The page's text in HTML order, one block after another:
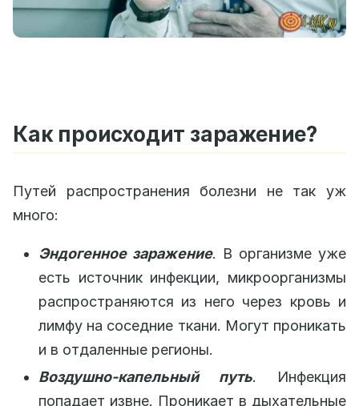
Как происходит заражение?
Путей распространения болезни не так уж
много:
Эндогенное заражение. В организме уже
есть источник инфекции, микроорганизмы
распространяются из него через кровь и
лимфу на соседние ткани. Могут проникать
и в отдаленные регионы.
Воздушно-капельный путь. Инфекция
попадает извне. Проникает в дыхательные